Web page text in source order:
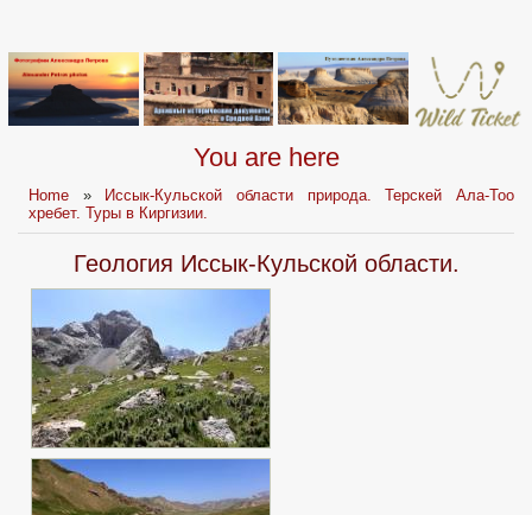
You are here
Home »
Иссык-Кульской области природа. Терскей Ала-Тоо
хребет. Туры в Киргизии.
Геология Иссык-Кульской области.